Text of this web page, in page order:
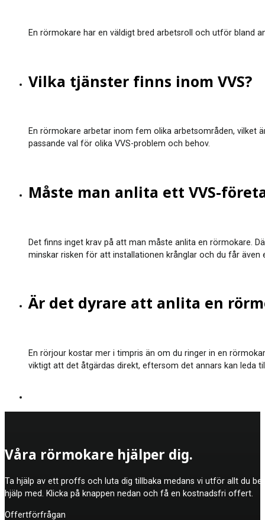
En rörmokare har en väldigt bred arbetsroll och utför bland
Vilka tjänster finns inom VVS?
En rörmokare arbetar inom fem olika arbetsområden, vilket
passande val för olika VVS-problem och behov.
Måste man anlita ett VVS-
Det finns inget krav på att man måste anlita en rörmokare.
minskar risken för att installationen krånglar och du får även
Är det dyrare att anlita en
En rörjour kostar mer i timpris än om du ringer in en
viktigt att det åtgärdas direkt, eftersom det annars kan leda
Våra rörmokare hjälper dig.
Ta hjälp av ett proffs och luta dig tillbaka medans vi utför allt du
hjälp med. Klicka på knappen nedan och få en kostnadsfri offert.
Offertförfrågan